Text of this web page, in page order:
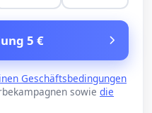
5 €
Geschäftsbedingungen
sowie die